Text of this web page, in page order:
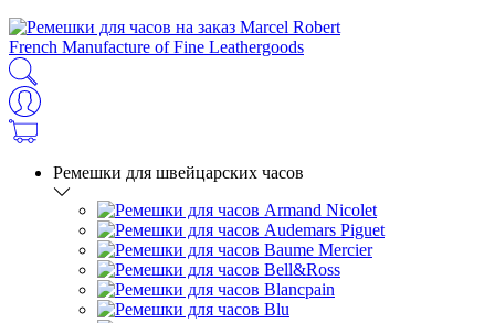
French Manufacture of Fine Leathergoods
Ремешки для швейцарских часов